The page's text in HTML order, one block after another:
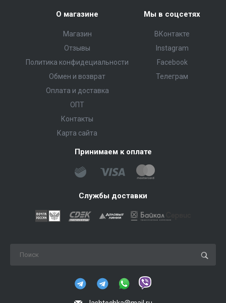
О магазине
Магазин
Отзывы
Политика конфидециальности
Обмен и возврат
Оплата и доставка
ОПТ
Контакты
Карта сайта
Мы в соцсетях
ВКонтакте
Instagram
Facebook
Телеграм
Принимаем к оплате
Службы доставки